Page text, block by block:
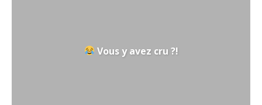
Vous y avez cru ?!